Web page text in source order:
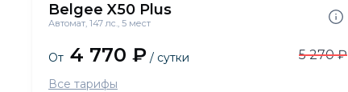
Belgee X50 Plus
Автомат, 147 лс., 5 мест
От 4 770 ₽ / сутки 5 270 ₽
Все тарифы